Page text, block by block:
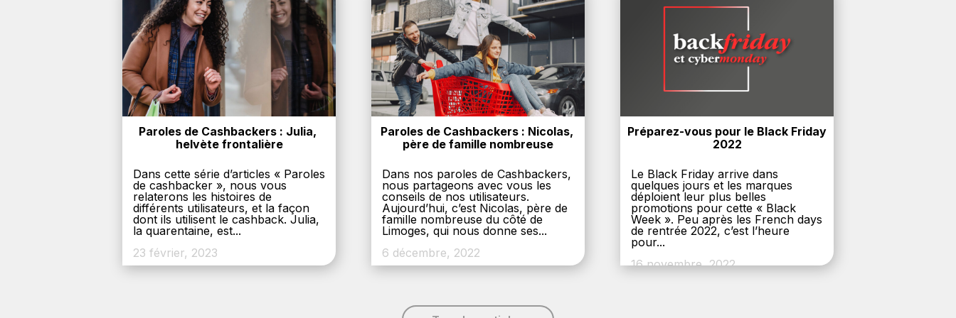
Paroles de Cashbackers : Julia,
helvète frontalière
Dans cette série d’articles « Paroles
de cashbacker », nous vous
relaterons les histoires de
différents utilisateurs, et la façon
dont ils utilisent le cashback. Julia,
la quarentaine, est...
23 février, 2023
Paroles de Cashbackers : Nicolas,
père de famille nombreuse
Dans nos paroles de Cashbackers,
nous partageons avec vous les
conseils de nos utilisateurs.
Aujourd’hui, c’est Nicolas, père de
famille nombreuse du côté de
Limoges, qui nous donne ses...
6 décembre, 2022
Préparez-vous pour le Black Friday
2022
Le Black Friday arrive dans
quelques jours et les marques
déploient leur plus belles
promotions pour cette « Black
Week ». Peu après les French days
de rentrée 2022, c’est l’heure
pour...
16 novembre, 2022